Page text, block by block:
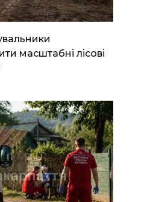
масштабні лісові